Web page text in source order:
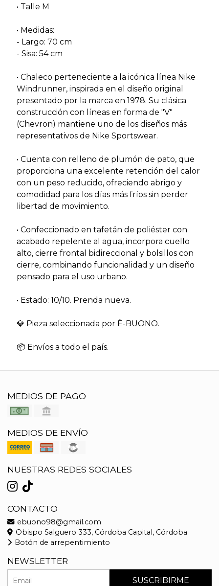
• Talle M
• Medidas:
- Largo: 70 cm
- Sisa: 54 cm
• Chaleco perteneciente a la icónica línea Nike
Windrunner, inspirada en el diseño original
presentado por la marca en 1978. Su clásica
construcción con líneas en forma de "V"
(Chevron) mantiene uno de los diseños más
representativos de Nike Sportswear.
• Cuenta con relleno de plumón de pato, que
proporciona una excelente retención del calor
con un peso reducido, ofreciendo abrigo y
comodidad para los días más fríos sin perder
libertad de movimiento.
• Confeccionado en tafetán de poliéster con
acabado repelente al agua, incorpora cuello
alto, cierre frontal bidireccional y bolsillos con
cierre, combinando funcionalidad y un diseño
pensado para el uso urbano.
• Estado: 10/10. Prenda nueva.
💎 Pieza seleccionada por È-BUONO.
📦 Envíos a todo el país.
MEDIOS DE PAGO
MEDIOS DE ENVÍO
NUESTRAS REDES SOCIALES
CONTACTO
ebuono98@gmail.com
Obispo Salguero 333, Córdoba Capital, Córdoba
Botón de arrepentimiento
NEWSLETTER
SUSCRIBIRME